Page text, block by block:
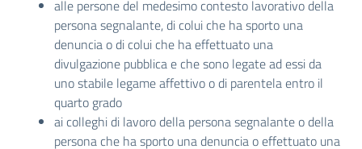
alle persone del medesimo contesto lavorativo della
persona segnalante, di colui che ha sporto una
denuncia o di colui che ha effettuato una
divulgazione pubblica e che sono legate ad essi da
uno stabile legame affettivo o di parentela entro il
quarto grado
ai colleghi di lavoro della persona segnalante o della
persona che ha sporto una denuncia o effettuato una